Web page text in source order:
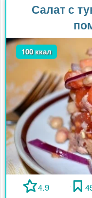
Салат с
100 ккал
4.9